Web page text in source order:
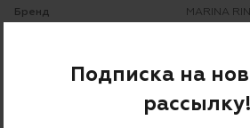
Бренд MARINA
Подписка на
рассылку!